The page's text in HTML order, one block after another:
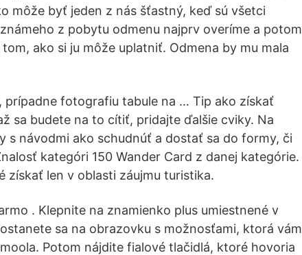
môže byť jeden z nás šťastný, keď sú všetci
z pobytu odmenu najprv overíme a potom
ako si ju môže uplatniť. Odmena by mu mala
prípadne fotografiu tabule na … Tip ako získať
sa budete na to cítiť, pridajte ďalšie cviky. Na
s návodmi ako schudnúť a dostať sa do formy, či
kategóri 150 Wander Card z danej kategórie.
získať len v oblasti záujmu turistika.
. Klepnite na znamienko plus umiestnené v
sa na obrazovku s možnosťami, ktorá vám
Potom nájdite fialové tlačidlá, ktoré hovoria